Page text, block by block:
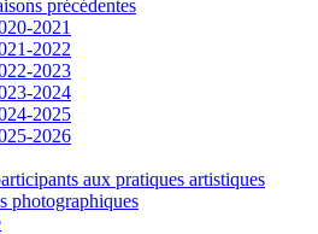
précédentes
2021
2022
2023
2024
2025
2026
aux pratiques artistiques
photographiques